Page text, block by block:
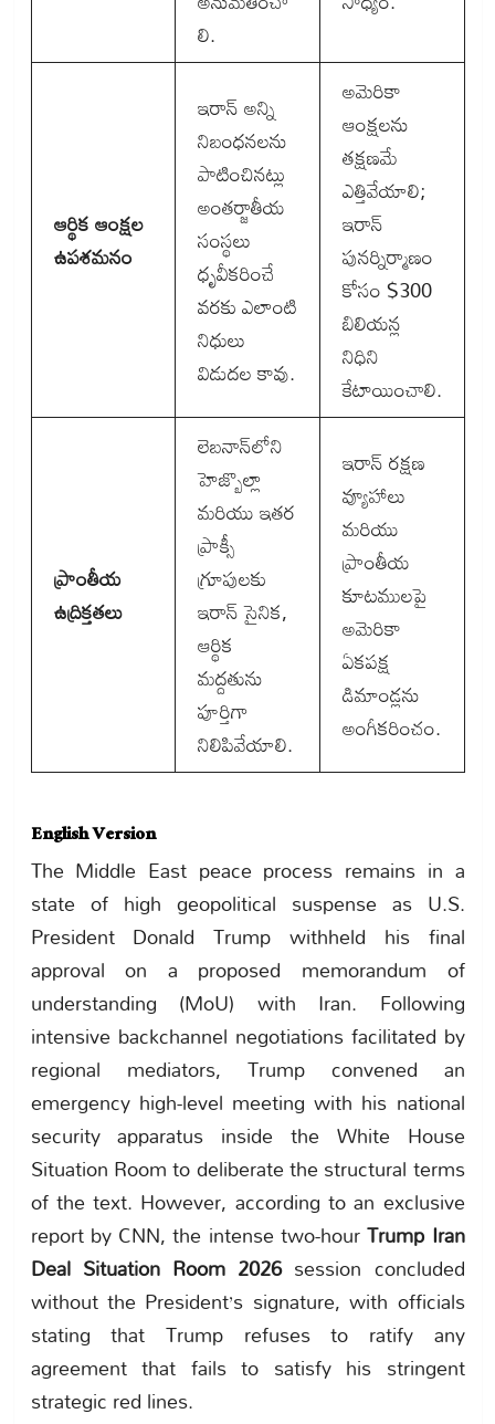
లి.
ఆర్థిక ఆంక్షల
ఉపశమనం
ఇరాన్ అన్ని
నిబంధనలను
పాటించినట్లు
అంతర్జాతీయ
సంస్థలు
ధృవీకరించే
వరకు ఎలాంటి
నిధులు
విడుదల కావు.
అమెరికా
ఆంక్షలను
తక్షణమే
ఎత్తివేయాలి;
ఇరాన్
పునర్నిర్మాణం
కోసం $300
బిలియన్ల
నిధిని
కేటాయించాలి.
ప్రాంతీయ
ఉద్రిక్తతలు
లెబనాన్‌లోని
హెజ్బొల్లా
మరియు ఇతర
ప్రాక్సీ
గ్రూపులకు
ఇరాన్ సైనిక,
ఆర్థిక
మద్దతును
పూర్తిగా
నిలిపివేయాలి.
ఇరాన్ రక్షణ
వ్యూహాలు
మరియు
ప్రాంతీయ
కూటములపై
అమెరికా
ఏకపక్ష
డిమాండ్లను
అంగీకరించం.
English Version
The Middle East peace process remains in a
state of high geopolitical suspense as U.S.
President Donald Trump withheld his final
approval on a proposed memorandum of
understanding (MoU) with Iran. Following
intensive backchannel negotiations facilitated by
regional mediators, Trump convened an
emergency high-level meeting with his national
security apparatus inside the White House
Situation Room to deliberate the structural terms
of the text. However, according to an exclusive
report by CNN, the intense two-hourTrump Iran
Deal Situation Room 2026session concluded
without the President’s signature, with officials
stating that Trump refuses to ratify any
agreement that fails to satisfy his stringent
strategic red lines.